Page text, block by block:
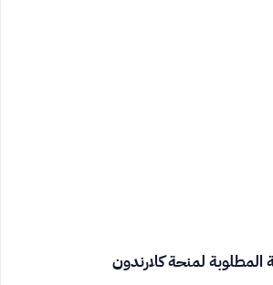
المطلوبة لمنحة كلارندون